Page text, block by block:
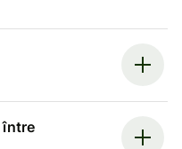
între